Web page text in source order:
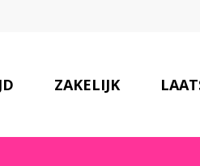
ZAKELIJK